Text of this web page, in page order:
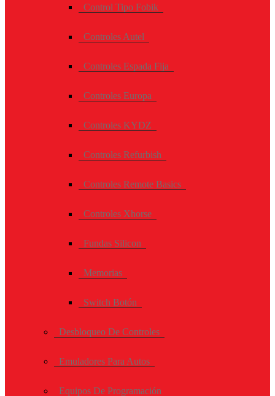
Control Tipo Fobik
Controles Autel
Controles Espada Fija
Controles Europa
Controles KYDZ
Controles Refurbish
Controles Remote Basics
Controles Xhorse
Fundas Silicon
Memorias
Switch Botón
Desbloqueo De Controles
Emuladores Para Autos
Equipos De Programación